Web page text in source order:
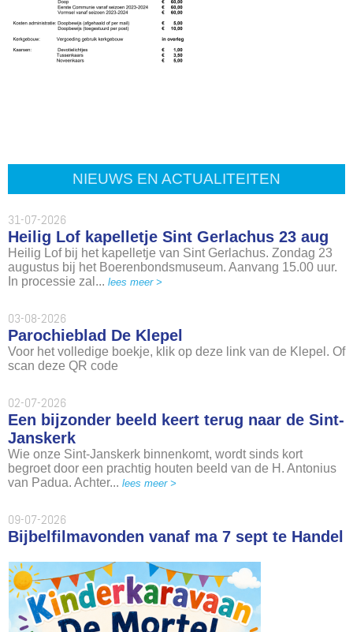
NIEUWS EN ACTUALITEITEN
31-07-2026
Heilig Lof kapelletje Sint Gerlachus 23 aug
Heilig Lof bij het kapelletje van Sint Gerlachus. Zondag 23
augustus bij het Boerenbondsmuseum. Aanvang 15.00 uur.
In processie zal... lees meer >
03-08-2026
Parochieblad De Klepel
Voor het volledige boekje, klik op deze link van de Klepel. Of
scan deze QR code
02-07-2026
Een bijzonder beeld keert terug naar de Sint-
Janskerk
Wie onze Sint-Janskerk binnenkomt, wordt sinds kort
begroet door een prachtig houten beeld van de H. Antonius
van Padua. Achter... lees meer >
09-07-2026
Bijbelfilmavonden vanaf ma 7 sept te Handel